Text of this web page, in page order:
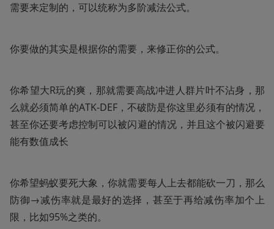
需要来定制的，可以统称为多阶减法公式。
你要做的其实是根据你的需要，来修正你的公式。
你希望大R玩的爽，那就需要高战冲进人群片叶不沾身，那
么就必须简单的ATK-DEF，不破防是你这里必须有的情况，
甚至你还要考虑控制可以被闪避的情况，并且这个被闪避要
能有数值成长
你希望蚂蚁要死大象，你就需要每人上去都能砍一刀，那么
防御→减伤率就是最好的选择，甚至于再给减伤率加个上
限，比如95%之类的。